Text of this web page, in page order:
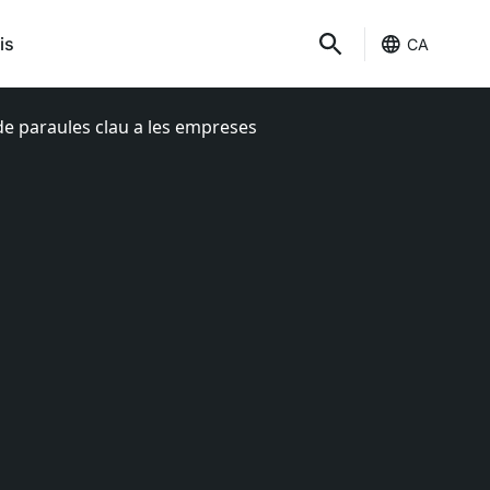
CA
paraules clau a les empreses